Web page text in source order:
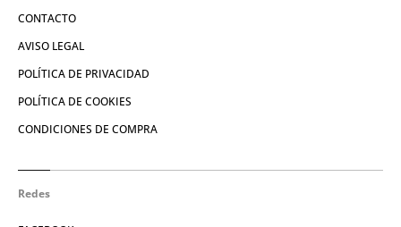
CONTACTO
AVISO LEGAL
POLÍTICA DE PRIVACIDAD
POLÍTICA DE COOKIES
CONDICIONES DE COMPRA
Redes